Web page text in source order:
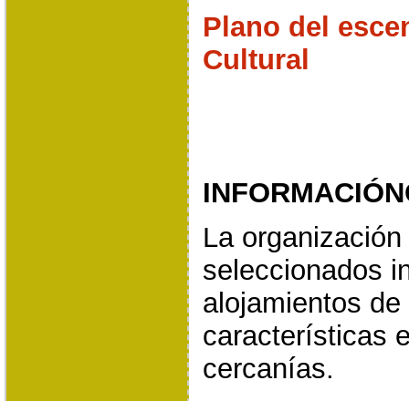
Plano del
Cultural
La
seleccionados
alojamientos
características
cercanías.